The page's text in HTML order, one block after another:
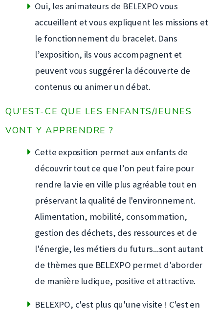
Oui, les animateurs de BELEXPO vous
accueillent et vous expliquent les missions et
le fonctionnement du bracelet. Dans
l’exposition, ils vous accompagnent et
peuvent vous suggérer la découverte de
contenus ou animer un débat.
QU’EST-CE QUE LES ENFANTS/JEUNES
VONT Y APPRENDRE ?
Cette exposition permet aux enfants de
découvrir tout ce que l’on peut faire pour
rendre la vie en ville plus agréable tout en
préservant la qualité de l'environnement.
Alimentation, mobilité, consommation,
gestion des déchets, des ressources et de
l'énergie, les métiers du futurs...sont autant
de thèmes que BELEXPO permet d'aborder
de manière ludique, positive et attractive.
BELEXPO, c'est plus qu'une visite ! C'est en